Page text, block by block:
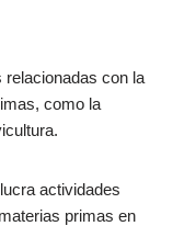
con la
como la
actividades
primas en